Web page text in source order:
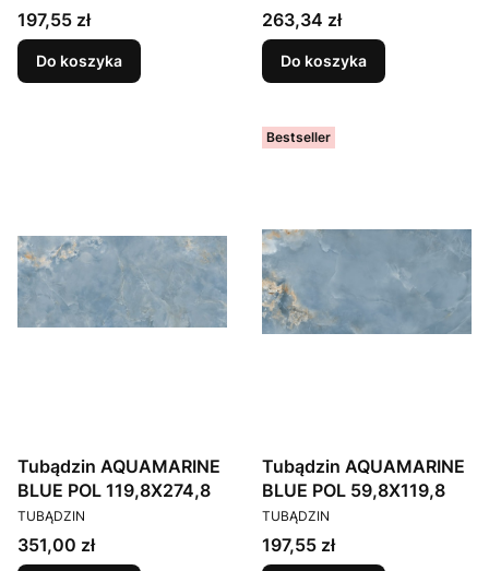
Cena
197,55 zł
Do koszyka
Cena
263,34 zł
Do koszyka
Tubądzin AQUAMARINE
BLUE POL 119,8X274,8
PRODUCENT
TUBĄDZIN
Cena
351,00 zł
Bestseller
Tubądzin AQUAMARINE
BLUE POL 59,8X119,8
PRODUCENT
TUBĄDZIN
Cena
197,55 zł